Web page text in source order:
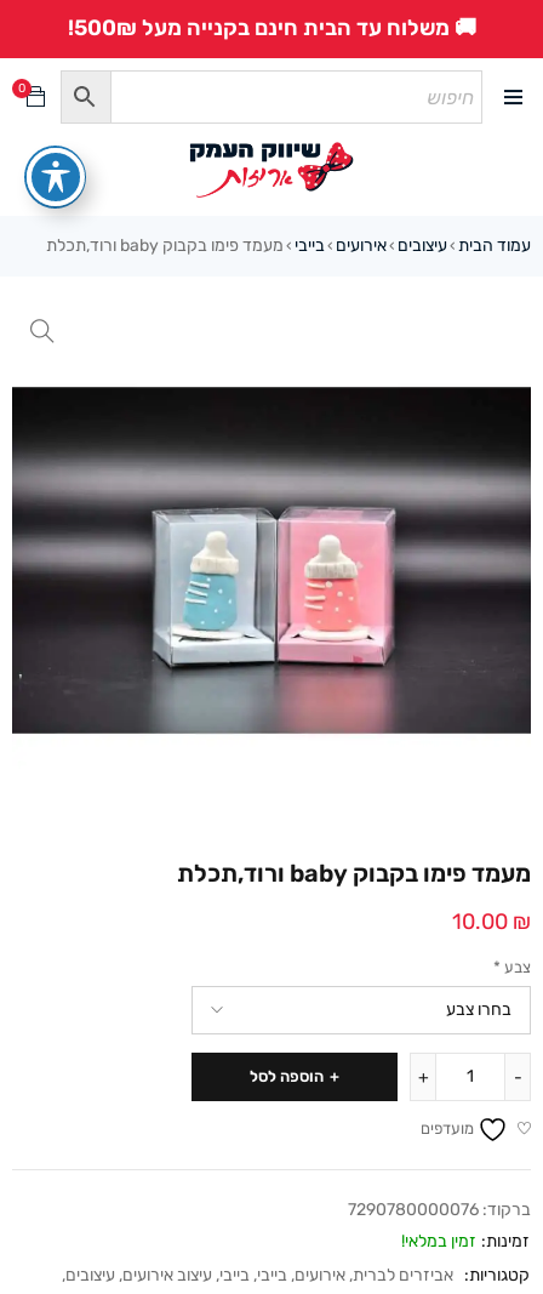
🚚 משלוח עד הבית חינם בקנייה מעל 500₪!
0
עמוד הבית ›עיצובים ›אירועים ›בייבי › מעמד פימו בקבוק baby ורוד,תכלת
מעמד פימו בקבוק baby ורוד,תכלת
10.00 ₪
צבע *
הוספה לסל
מועדפים
ברקוד: 7290780000076
זמינות: זמין במלאי!
קטגוריות: אביזרים לברית, אירועים, בייבי, בייבי, עיצוב אירועים, עיצובים,